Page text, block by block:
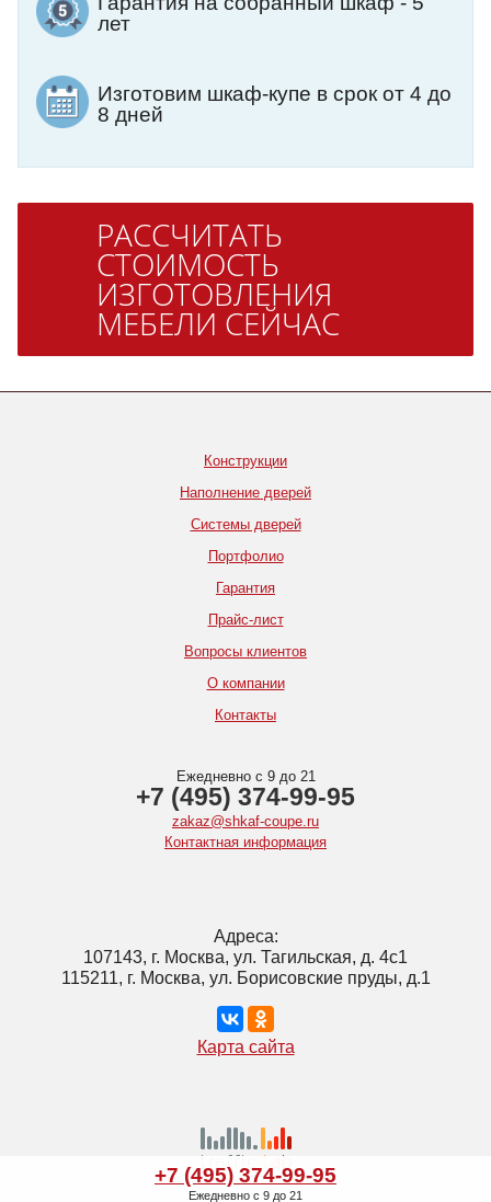
лет
Изготовим шкаф-купе в срок от 4 до
8 дней
РАССЧИТАТЬ
СТОИМОСТЬ
ИЗГОТОВЛЕНИЯ
МЕБЕЛИ СЕЙЧАС
Конструкции
Наполнение дверей
Системы дверей
Портфолио
Гарантия
Прайс-лист
Вопросы клиентов
О компании
Контакты
Ежедневно с 9 до 21
+7 (495) 374-99-95
zakaz@shkaf-coupe.ru
Контактная информация
Адреса:
107143, г. Москва, ул. Тагильская, д. 4с1
115211, г. Москва, ул. Борисовские пруды, д.1
Карта сайта
+7 (495) 374-99-95
Ежедневно с 9 до 21